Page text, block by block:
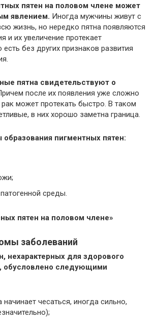
пятен на половом члене может
явлением. Иногда мужчины живут с
жизнь, но нередко пятна появляются
и их увеличение протекает
без других признаков развития
пятна свидетельствуют о
после их появления уже сложно
может протекать быстро. В таком
в них хорошо заметна граница.
пигментных пятен:
среды.
пятен на половом члене»
заболеваний
нехарактерных для здорового
обусловлено следующими
чесаться, иногда сильно,